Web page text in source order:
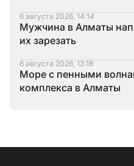
6 августа 2026, 14:14
Мужчина в Алматы
их зарезать
6 августа 2026, 12:18
Море с пенными
комплекса в Алматы